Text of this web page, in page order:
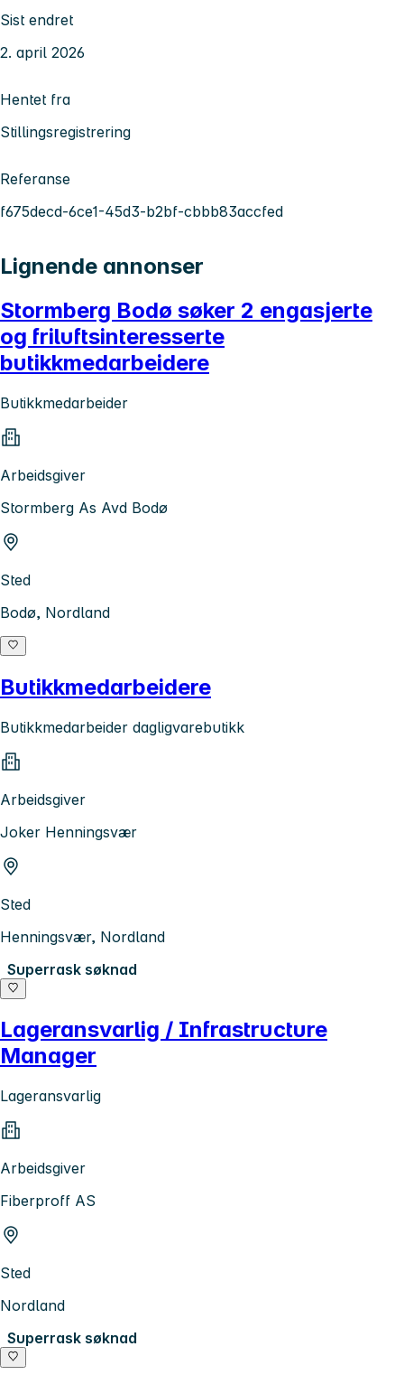
Sist endret
2. april 2026
Hentet fra
Stillingsregistrering
Referanse
f675decd-6ce1-45d3-b2bf-cbbb83accfed
Lignende annonser
Stormberg Bodø søker 2 engasjerte
og friluftsinteresserte
butikkmedarbeidere
Butikkmedarbeider
Arbeidsgiver
Stormberg As Avd Bodø
Sted
Bodø, Nordland
Butikkmedarbeidere
Butikkmedarbeider dagligvarebutikk
Arbeidsgiver
Joker Henningsvær
Sted
Henningsvær, Nordland
Superrask søknad
Lageransvarlig / Infrastructure
Manager
Lageransvarlig
Arbeidsgiver
Fiberproff AS
Sted
Nordland
Superrask søknad